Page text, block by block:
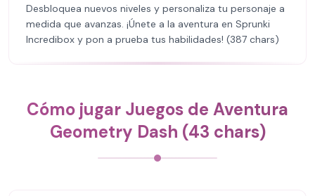
Desbloquea nuevos niveles y personaliza tu personaje a
medida que avanzas. ¡Únete a la aventura en Sprunki
Incredibox y pon a prueba tus habilidades! (387 chars)
Cómo jugar Juegos de Aventura
Geometry Dash (43 chars)